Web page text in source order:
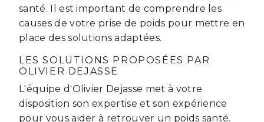
santé. Il est important de comprendre les
causes de votre prise de poids pour mettre en
place des solutions adaptées.
LES SOLUTIONS PROPOSÉES PAR
OLIVIER DEJASSE
L'équipe d'Olivier Dejasse met à votre
disposition son expertise et son expérience
pour vous aider à retrouver un poids santé.